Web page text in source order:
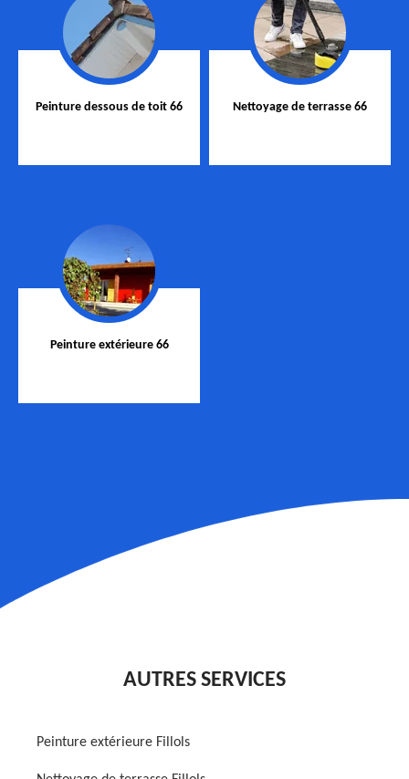
Peinture dessous de toit 66 Nettoyage de terrasse 66
Peinture extérieure 66
AUTRES SERVICES
Peinture extérieure Fillols